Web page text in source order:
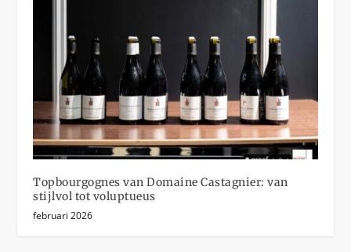
Topbourgognes van Domaine Castagnier: van
stijlvol tot voluptueus
februari 2026